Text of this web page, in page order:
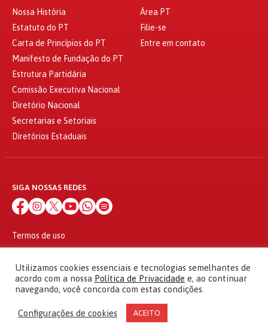
Nossa História
Estatuto do PT
Carta de Princípios do PT
Manifesto de Fundação do PT
Estrutura Partidária
Comissão Executiva Nacional
Diretório Nacional
Secretarias e Setoriais
Diretórios Estaduais
Área PT
Filie-se
Entre em contato
SIGA NOSSAS REDES
Termos de uso
© 2010 - 2026
Partido dos Trabalhadores Todos os direitos reservados
Utilizamos cookies essenciais e tecnologias semelhantes de
acordo com a nossa Política de Privacidade e, ao continuar
navegando, você concorda com estas condições.
Configurações de cookies ACEITO